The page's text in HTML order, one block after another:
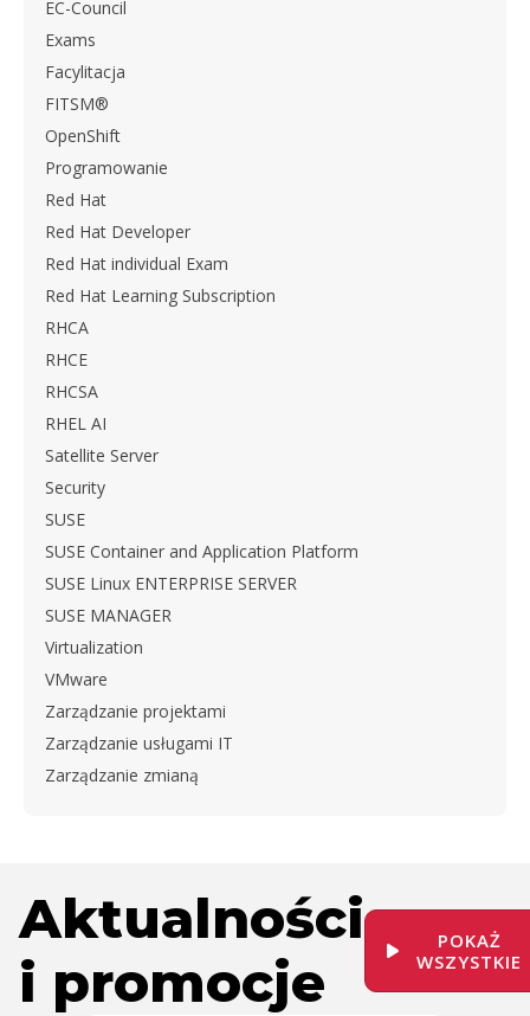
EC-Council
Exams
Facylitacja
FITSM®
OpenShift
Programowanie
Red Hat
Red Hat Developer
Red Hat individual Exam
Red Hat Learning Subscription
RHCA
RHCE
RHCSA
RHEL AI
Satellite Server
Security
SUSE
SUSE Container and Application Platform
SUSE Linux ENTERPRISE SERVER
SUSE MANAGER
Virtualization
VMware
Zarządzanie projektami
Zarządzanie usługami IT
Zarządzanie zmianą
Aktualności
i promocje
POKAŻ
WSZYSTKIE